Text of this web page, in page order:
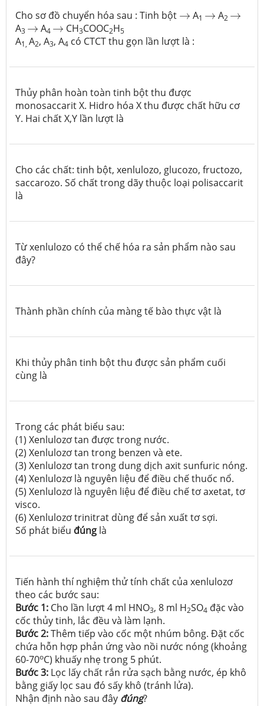
Cho sơ đồ chuyển hóa sau : Tinh bột →
→ A1 →
→ A2 →
→
A3 →
→ A4 →
→ CH3COOC2H5
A1, A2, A3, A4 có CTCT thu gọn lần lượt là :
Thủy phân hoàn toàn tinh bột thu được
monosaccarit X. Hidro hóa X thu được chất hữu cơ
Y. Hai chất X,Y lần lượt là
Cho các chất: tinh bột, xenlulozo, glucozo, fructozo,
saccarozo. Số chất trong dãy thuộc loại polisaccarit
là
Từ xenlulozo có thể chế hóa ra sản phẩm nào sau
đây?
Thành phần chính của màng tế bào thực vật là
Khi thủy phân tinh bột thu được sản phẩm cuối
cùng là
Trong các phát biểu sau:
(1) Xenlulozơ tan được trong nước.
(2) Xenlulozơ tan trong benzen và ete.
(3) Xenlulozơ tan trong dung dịch axit sunfuric nóng.
(4) Xenlulozơ là nguyên liệu để điều chế thuốc nổ.
(5) Xenlulozơ là nguyên liệu để điều chế tơ axetat, tơ
visco.
(6) Xenlulozơ trinitrat dùng để sản xuất tơ sợi.
Số phát biểu đúng là
Tiến hành thí nghiệm thử tính chất của xenlulozơ
theo các bước sau:
Bước 1: Cho lần lượt 4 ml HNO3, 8 ml H2SO4 đặc vào
cốc thủy tinh, lắc đều và làm lạnh.
Bước 2:Thêm tiếp vào cốc một nhúm bông. Đặt cốc
chứa hỗn hợp phản ứng vào nồi nước nóng (khoảng
60-70oC) khuấy nhẹ trong 5 phút.
Bước 3: Lọc lấy chất rắn rửa sạch bằng nước, ép khô
bằng giấy lọc sau đó sấy khô (tránh lửa).
Nhận định nào sau đây đúng?